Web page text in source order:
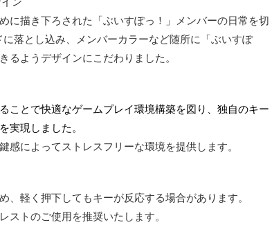
に描き下ろされた「ぶいすぽっ！」メンバーの日常を切
落とし込み、メンバーカラーなど随所に「ぶいすぽ
るようデザインにこだわりました。
ことで快適なゲームプレイ環境構築を図り、独自のキー
実現しました。
によってストレスフリーな環境を提供します。
軽く押下してもキーが反応する場合があります。
ストのご使用を推奨いたします。